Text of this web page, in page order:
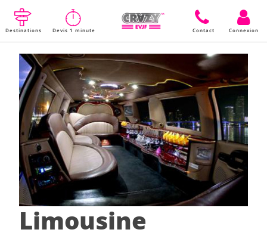
Destinations Devis 1 minute Contact Connexion
Limousine